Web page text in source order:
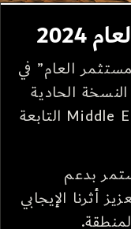
العام” في
الحادية
عشرة من Middle East Startup Awards التابعة
بدعم
أثرنا الإيجابي